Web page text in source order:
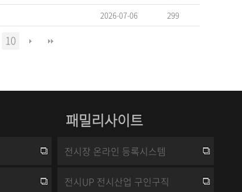
2026-07-06 299
10
패밀리사이트
전시장 온라인 등록시스템
전시UP 전시산업 구인구직